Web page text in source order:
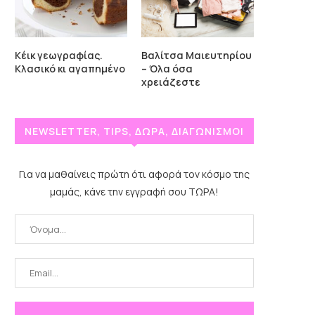
Κέικ γεωγραφίας.
Κλασικό κι αγαπημένο
Βαλίτσα Μαιευτηρίου
– Όλα όσα
χρειάζεστε
NEWSLETTER, TIPS, ΔΩΡΑ, ΔΙΑΓΩΝΙΣΜΟΙ
Για να μαθαίνεις πρώτη ότι αφορά τον κόσμο της
μαμάς, κάνε την εγγραφή σου ΤΩΡΑ!